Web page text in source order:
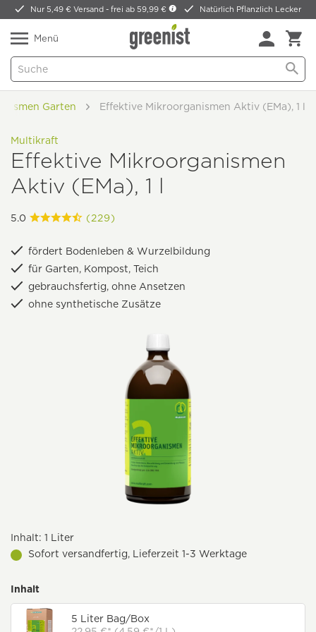
Nur 5,49 € Versand -frei ab 59,99 € Natürlich Pflanzlich Lecker
Menü
Garten Effektive Mikroorganismen Aktiv (EMa), 1 l
Multikraft
Effektive Mikroorganismen
Aktiv (EMa), 1 l
5.0 (229)
fördert Bodenleben & Wurzelbildung
für Garten, Kompost, Teich
gebrauchsfertig, ohne Ansetzen
ohne synthetische Zusätze
Inhalt: 1 Liter
Sofort versandfertig, Lieferzeit 1-3 Werktage
Inhalt
5 Liter Bag/Box